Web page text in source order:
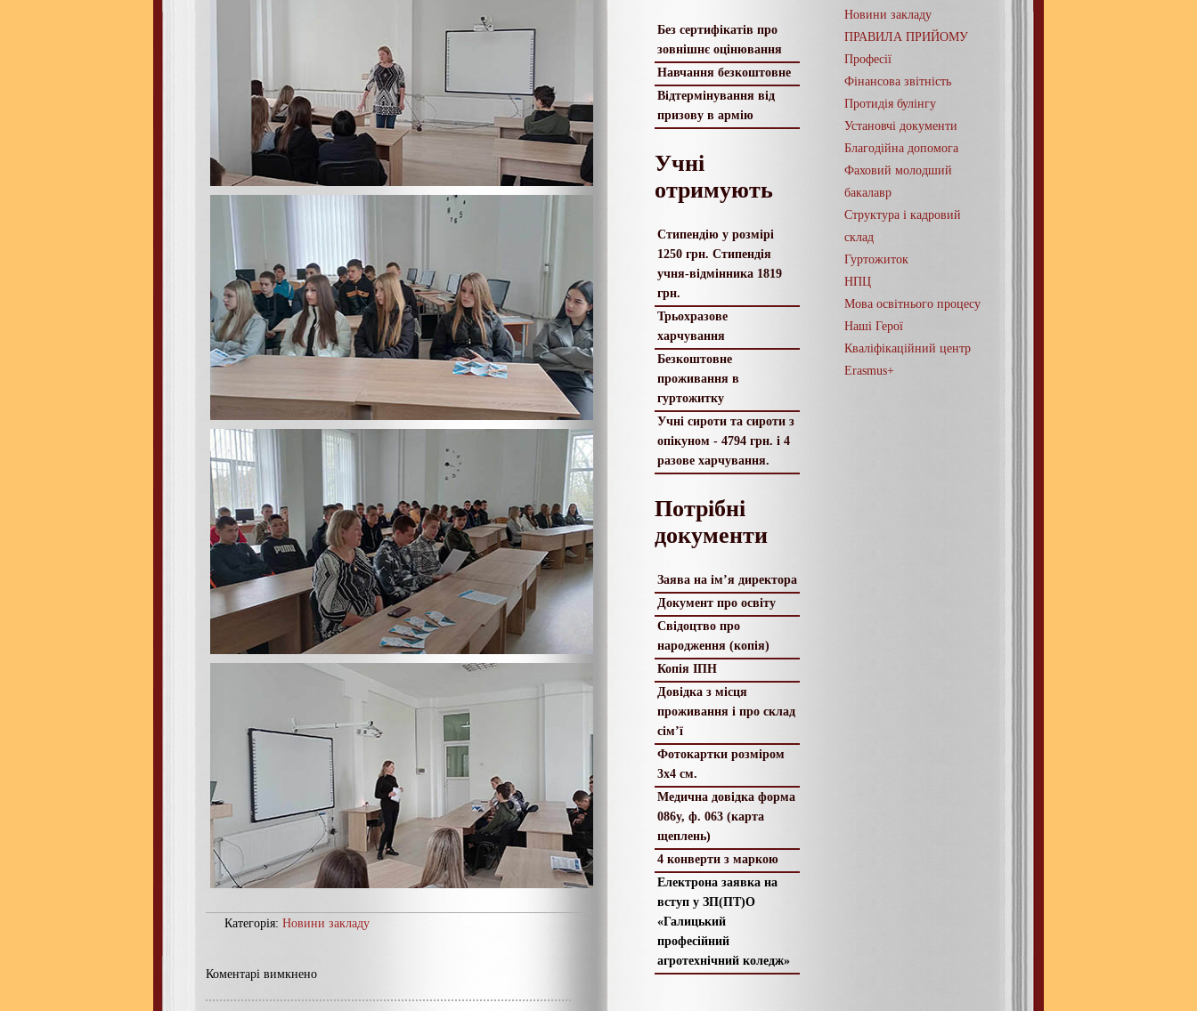
Без сертифікатів про
зовнішнє оцінювання
Навчання безкоштовне
Відтермінування від
призову в армію
Учні
отримують
Стипендію у розмірі
1250 грн. Стипендія
учня-відмінника 1819
грн.
Трьохразове
харчування
Безкоштовне
проживання в
гуртожитку
Учні сироти та сироти з
опікуном - 4794 грн. і 4
разове харчування.
Потрібні
документи
Заява на ім’я директора
Документ про освіту
Свідоцтво про
народження (копія)
Копія ІПН
Довідка з місця
проживання і про склад
сім’ї
Фотокартки розміром
3х4 см.
Медична довідка форма
086у, ф. 063 (карта
щеплень)
4 конверти з маркою
Електрона заявка на
вступ у ЗП(ПТ)О
«Галицький
професійний
агротехнічний коледж»
Новини закладу
ПРАВИЛА ПРИЙОМУ
Професії
Фінансова звітність
Протидія булінгу
Установчі документи
Благодійна допомога
Фаховий молодший
бакалавр
Структура і кадровий
склад
Гуртожиток
НПЦ
Мова освітнього процесу
Наші Герої
Кваліфікаційний центр
Erasmus+
Категорія: Новини закладу
Коментарі вимкнено